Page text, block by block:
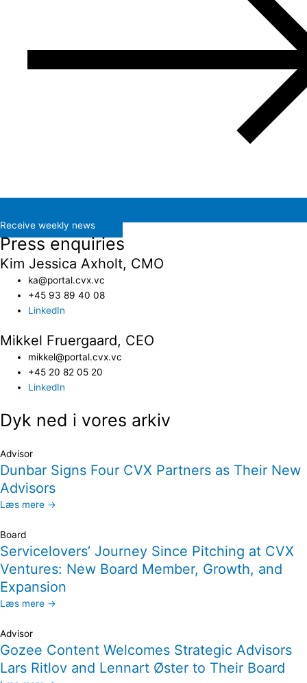
Receive weekly news
Press enquiries
Kim Jessica Axholt, CMO
ka@portal.cvx.vc​
+45 93 89 40 08
LinkedIn
Mikkel Fruergaard, CEO
mikkel@portal.cvx.vc
+45 20 82 05 20
LinkedIn
Dyk ned i vores arkiv
Advisor
Dunbar Signs Four CVX Partners as Their New
Advisors
Læs mere →
Board
Servicelovers’ Journey Since Pitching at CVX
Ventures: New Board Member, Growth, and
Expansion
Læs mere →
Advisor
Gozee Content Welcomes Strategic Advisors
Lars Ritlov and Lennart Øster to Their Board